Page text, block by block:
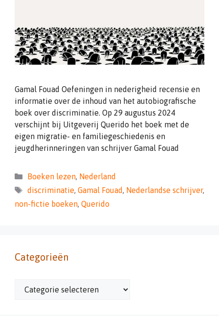
Gamal Fouad Oefeningen in nederigheid recensie en
informatie over de inhoud van het autobiografische
boek over discriminatie. Op 29 augustus 2024
verschijnt bij Uitgeverij Querido het boek met de
eigen migratie- en familiegeschiedenis en
jeugdherinneringen van schrijver Gamal Fouad
Categorieën
Boeken lezen, Nederland
Tags
discriminatie, Gamal Fouad, Nederlandse schrijver,
non-fictie boeken, Querido
Categorieën
Categorieën